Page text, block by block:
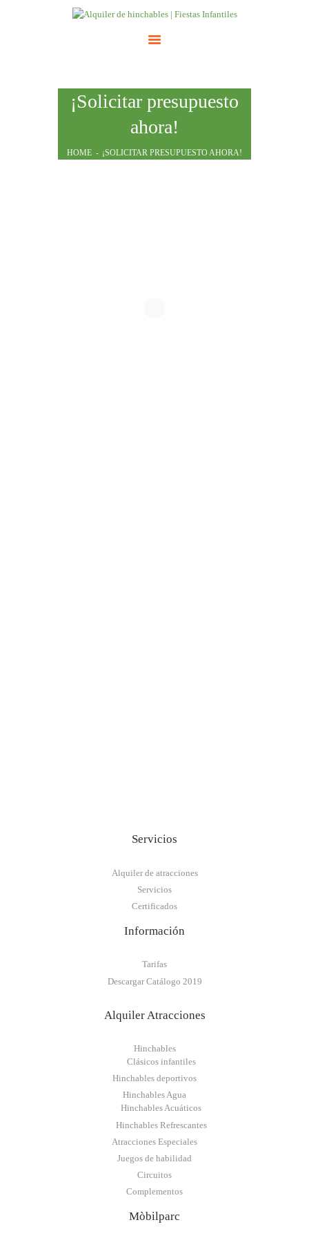
¡Solicitar presupuesto
ahora!
HOME ¡SOLICITAR PRESUPUESTO AHORA!
INICIO
ATRACCIONES
NOSOTROS
Servicios
Alquiler de atracciones
Servicios
Certificados
Información
Tarifas
Descargar Catálogo 2019
Alquiler Atracciones
Hinchables
Clásicos infantiles
Hinchables deportivos
Hinchables Agua
Hinchables Acuáticos
Hinchables Refrescantes
Atracciones Especiales
Juegos de habilidad
Circuitos
Complementos
Mòbilparc